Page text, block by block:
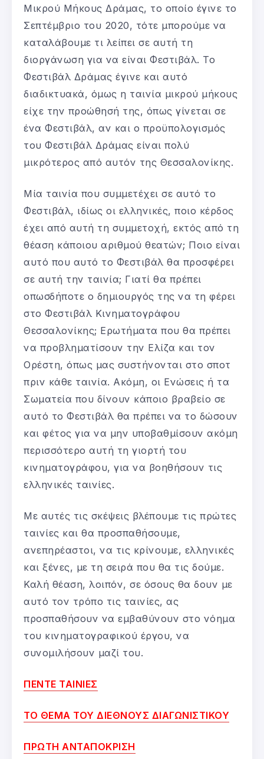
Μικρού Μήκους Δράμας, το οποίο έγινε το
Σεπτέμβριο του 2020, τότε μπορούμε να
καταλάβουμε τι λείπει σε αυτή τη
διοργάνωση για να είναι Φεστιβάλ. Το
Φεστιβάλ Δράμας έγινε και αυτό
διαδικτυακά, όμως η ταινία μικρού μήκους
είχε την προώθησή της, όπως γίνεται σε
ένα Φεστιβάλ, αν και ο προϋπολογισμός
του Φεστιβάλ Δράμας είναι πολύ
μικρότερος από αυτόν της Θεσσαλονίκης.
Μία ταινία που συμμετέχει σε αυτό το
Φεστιβάλ, ιδίως οι ελληνικές, ποιο κέρδος
έχει από αυτή τη συμμετοχή, εκτός από τη
θέαση κάποιου αριθμού θεατών; Ποιο είναι
αυτό που αυτό το Φεστιβάλ θα προσφέρει
σε αυτή την ταινία; Γιατί θα πρέπει
οπωσδήποτε ο δημιουργός της να τη φέρει
στο Φεστιβάλ Κινηματογράφου
Θεσσαλονίκης; Ερωτήματα που θα πρέπει
να προβληματίσουν την Ελίζα και τον
Ορέστη, όπως μας συστήνονται στο σποτ
πριν κάθε ταινία. Ακόμη, οι Ενώσεις ή τα
Σωματεία που δίνουν κάποιο βραβείο σε
αυτό το Φεστιβάλ θα πρέπει να το δώσουν
και φέτος για να μην υποβαθμίσουν ακόμη
περισσότερο αυτή τη γιορτή του
κινηματογράφου, για να βοηθήσουν τις
ελληνικές ταινίες.
Με αυτές τις σκέψεις βλέπουμε τις πρώτες
ταινίες και θα προσπαθήσουμε,
ανεπηρέαστοι, να τις κρίνουμε, ελληνικές
και ξένες, με τη σειρά που θα τις δούμε.
Καλή θέαση, λοιπόν, σε όσους θα δουν με
αυτό τον τρόπο τις ταινίες, ας
προσπαθήσουν να εμβαθύνουν στο νόημα
του κινηματογραφικού έργου, να
συνομιλήσουν μαζί του.
ΠΕΝΤΕ ΤΑΙΝΙΕΣ
ΤΟ ΘΕΜΑ ΤΟΥ ΔΙΕΘΝΟΥΣ ΔΙΑΓΩΝΙΣΤΙΚΟΥ
ΠΡΩΤΗ ΑΝΤΑΠΟΚΡΙΣΗ